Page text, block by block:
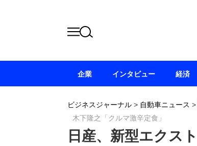
ビジネスジャーナル > 自動車ニュース >
木下隆之「クルマ激辛定食」
日産、新型エクス
企業 インタビュー 経済